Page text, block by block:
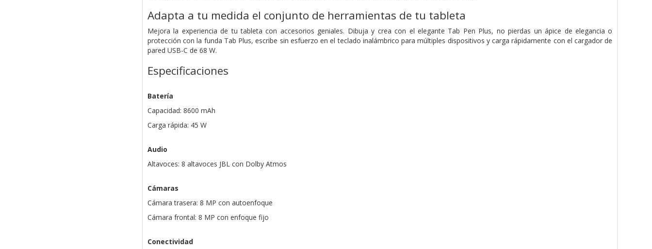
Adapta a tu medida el conjunto de herramientas de tu tableta
Mejora la experiencia de tu tableta con accesorios geniales. Dibuja y crea con el elegante Tab Pen Plus, no pierdas un ápice de elegancia o
protección con la funda Tab Plus, escribe sin esfuerzo en el teclado inalámbrico para múltiples dispositivos y carga rápidamente con el cargador de
pared USB-C de 68 W.
Especificaciones
Batería
Capacidad: 8600 mAh
Carga rápida: 45 W
Audio
Altavoces: 8 altavoces JBL con Dolby Atmos
Cámaras
Cámara trasera: 8 MP con autoenfoque
Cámara frontal: 8 MP con enfoque fijo
Conectividad